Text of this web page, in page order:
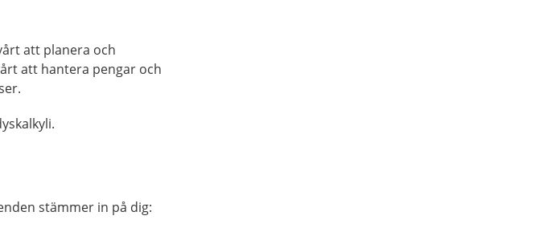
att planera och
att hantera pengar och
stämmer in på dig: